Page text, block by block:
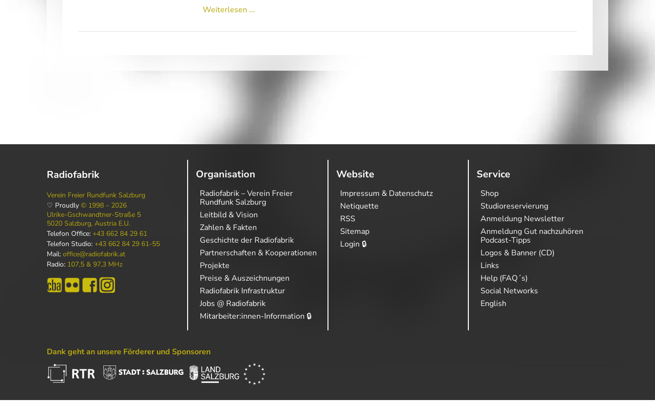
Weiterlesen ...
Radiofabrik
Verein Freier Rundfunk Salzburg
♡ Proudly © 1998 – 2026
Ulrike-Gschwandtner-Straße 5
5020 Salzburg, Austria E.U.
Telefon Office: +43 662 84 29 61
Telefon Studio: +43 662 84 29 61-55
Mail: office@radiofabrik.at
Radio: 107,5 & 97,3 MHz
Organisation
Radiofabrik – Verein Freier
Rundfunk Salzburg
Leitbild & Vision
Zahlen & Fakten
Geschichte der Radiofabrik
Partnerschaften & Kooperationen
Projekte
Preise & Auszeichnungen
Radiofabrik Infrastruktur
Jobs @ Radiofabrik
Mitarbeiter:innen-Information 🔒
Website
Impressum & Datenschutz
Netiquette
RSS
Sitemap
Login 🔒
Service
Shop
Studioreservierung
Anmeldung Newsletter
Anmeldung Gut nachzuhören
Podcast-Tipps
Logos & Banner (CD)
Links
Help (FAQ´s)
Social Networks
English
Dank geht an unsere Förderer und Sponsoren